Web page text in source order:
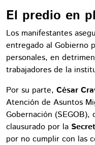
El predio en
Los manifestantes
entregado al Gobierno
personales, en
trabajadores de la
Por su parte, César
Atención de Asuntos
Gobernación
clausurado por la
por no cumplir con las